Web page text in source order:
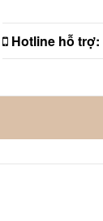
Hotline hỗ trợ: